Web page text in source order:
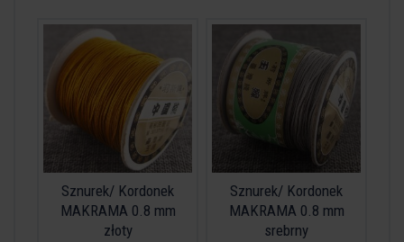
Sznurek/ Kordonek
MAKRAMA 0.8 mm
złoty
Sznurek/ Kordonek
MAKRAMA 0.8 mm
srebrny